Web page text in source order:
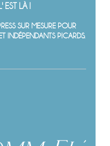
EST LÀ !
SUR MESURE POUR
INDÉPENDANTS PICARDS.